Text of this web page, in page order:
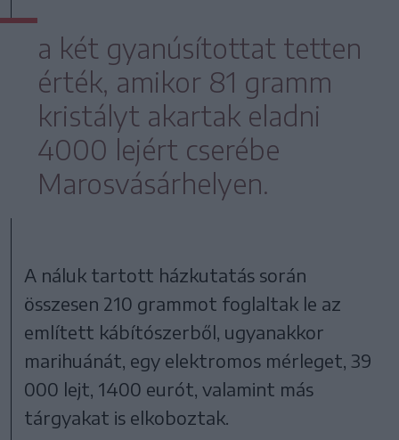
a két gyanúsítottat tetten
érték, amikor 81 gramm
kristályt akartak eladni
4000 lejért cserébe
Marosvásárhelyen.
A náluk tartott házkutatás során
összesen 210 grammot foglaltak le az
említett kábítószerből, ugyanakkor
marihuánát, egy elektromos mérleget, 39
000 lejt, 1400 eurót, valamint más
tárgyakat is elkoboztak.